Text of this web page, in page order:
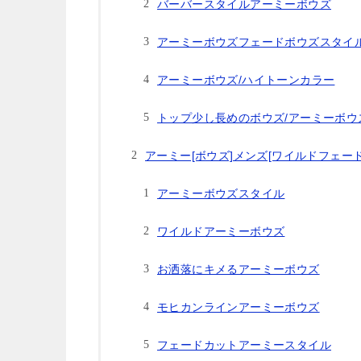
バーバースタイルアーミーボウズ
アーミーボウズフェードボウズスタイ
アーミーボウズ/ハイトーンカラー
トップ少し長めのボウズ/アーミーボウ
アーミー[ボウズ]メンズ[ワイルドフェー
アーミーボウズスタイル
ワイルドアーミーボウズ
お洒落にキメるアーミーボウズ
モヒカンラインアーミーボウズ
フェードカットアーミースタイル